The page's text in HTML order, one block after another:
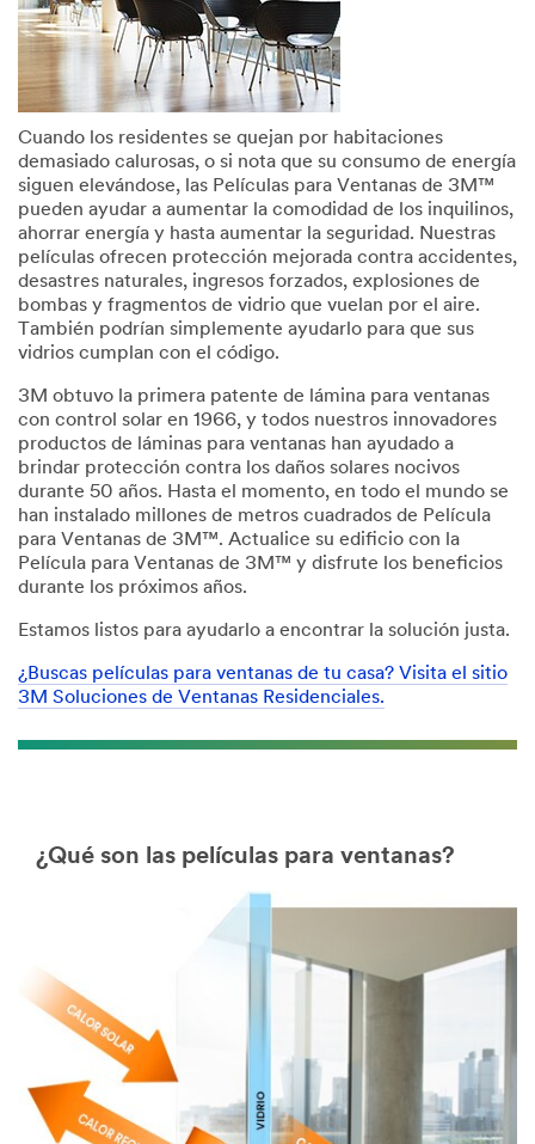
Cuando los residentes se quejan por habitaciones
demasiado calurosas, o si nota que su consumo de energía
siguen elevándose, las Películas para Ventanas de 3M™
pueden ayudar a aumentar la comodidad de los inquilinos,
ahorrar energía y hasta aumentar la seguridad. Nuestras
películas ofrecen protección mejorada contra accidentes,
desastres naturales, ingresos forzados, explosiones de
bombas y fragmentos de vidrio que vuelan por el aire.
También podrían simplemente ayudarlo para que sus
vidrios cumplan con el código.
3M obtuvo la primera patente de lámina para ventanas
con control solar en 1966, y todos nuestros innovadores
productos de láminas para ventanas han ayudado a
brindar protección contra los daños solares nocivos
durante 50 años. Hasta el momento, en todo el mundo se
han instalado millones de metros cuadrados de Película
para Ventanas de 3M™. Actualice su edificio con la
Película para Ventanas de 3M™ y disfrute los beneficios
durante los próximos años.
Estamos listos para ayudarlo a encontrar la solución justa.
¿Buscas películas para ventanas de tu casa? Visita el sitio
3M Soluciones de Ventanas Residenciales.
¿Qué son las películas para ventanas?